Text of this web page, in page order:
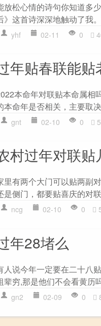
放松心情的诗句你知道多
》这首诗深深地触动了我
yhf 02-11 0
年贴春联能贴
本命年对联贴本命属相
本命年是否相关，主要取
gnt 02-10 0
村过年对联贴
里有两个大门可以贴两副
是侧门，都要贴喜庆的对
ncg 02-10 0
年28堵么
人说今年一定要在二十八
辈穷,那是他们不会看黄历
gn2 02-09 0